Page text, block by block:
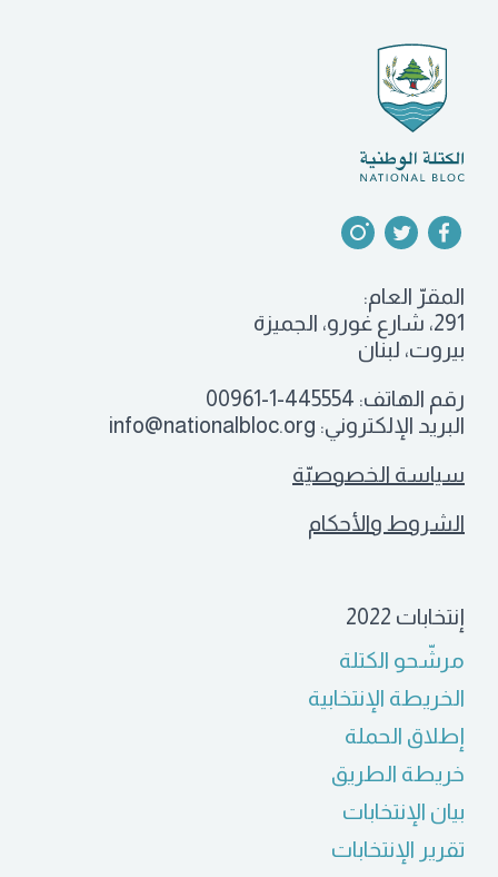
المقرّ العام:
291، شارع غورو، الجميزة
بيروت، لبنان
رقم الهاتف: 00961-1-445554
البريد الإلكتروني: info@nationalbloc.org
سياسة الخصوصيّة
الشروط والأحكام
إنتخابات 2022
مرشّحو الكتلة
الخريطة الإنتخابية
إطلاق الحملة
خريطة الطريق
بيان الإنتخابات
تقرير الإنتخابات